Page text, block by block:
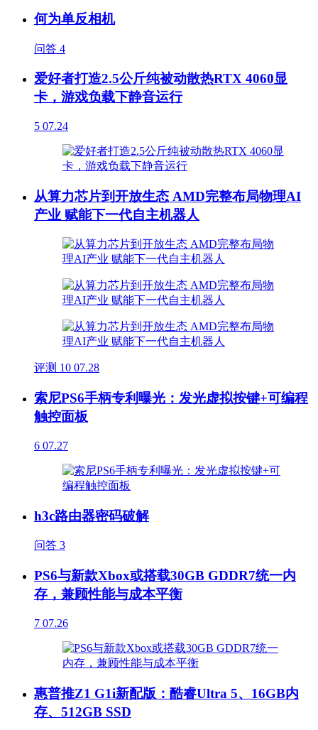
何为单反相机
问答 4
爱好者打造2.5公斤纯被动散热RTX 4060显
卡，游戏负载下静音运行
5 07.24
从算力芯片到开放生态 AMD完整布局物理AI
产业 赋能下一代自主机器人
评测 10 07.28
索尼PS6手柄专利曝光：发光虚拟按键+可编程
触控面板
6 07.27
h3c路由器密码破解
问答 3
PS6与新款Xbox或搭载30GB GDDR7统一内
存，兼顾性能与成本平衡
7 07.26
惠普推Z1 G1i新配版：酷睿Ultra 5、16GB内
存、512GB SSD